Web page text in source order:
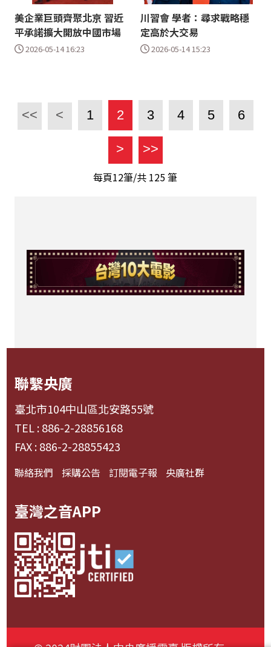
美企業巨頭齊聚北京 習近
平承諾擴大開放中國市場
2026-05-14 16:23
川習會 學者：尋求戰略穩
定高於大交易
2026-05-14 15:23
<< < 1 2 3 4 5 6
> >>
每頁12筆/共 125筆
聯繫央廣
臺北市104中山區北安路55號
TEL : 886-2-28856168
FAX : 886-2-28855423
聯絡我們 採購公告 訂閱電子報 央廣社群
臺灣之音APP